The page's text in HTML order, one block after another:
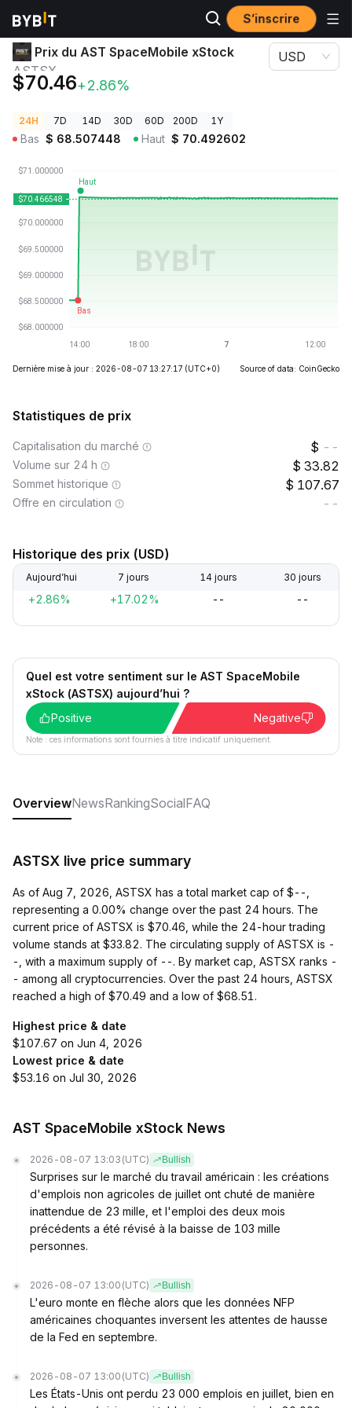
S’inscrire
Prix des cryptos Prix du AST SpaceMobile xStock ASTSX
Prix du AST SpaceMobile xStock
ASTSX
$70.46+2.86%
USD
24H 7D 14D 30D 60D 200D 1Y
Bas $ 68.507448 Haut $ 70.492602
Dernière mise à jour : 2026-08-07 13:27:17 (UTC+0) Source of data: CoinGecko
Statistiques de prix
Capitalisation du marché --
Volume sur 24 h 33.82
Sommet historique 107.67
Offre en circulation --
Historique des prix (USD)
Aujourd’hui 7 jours 14 jours 30 jours
+2.86% +17.02% -- --
Quel est votre sentiment sur le AST SpaceMobile
xStock (ASTSX) aujourd’hui ?
Positive
Negative
Note : ces informations sont fournies à titre indicatif uniquement.
OverviewNewsRankingSocialFAQ
ASTSX live price summary
As of Aug 7, 2026, ASTSX has a total market cap of $--,
representing a 0.00% change over the past 24 hours. The
current price of ASTSX is $70.46, while the 24-hour trading
volume stands at $33.82. The circulating supply of ASTSX is -
-, with a maximum supply of --. By market cap, ASTSX ranks -
- among all cryptocurrencies. Over the past 24 hours, ASTSX
reached a high of $70.49 and a low of $68.51.
Highest price & date
$107.67 on Jun 4, 2026
Lowest price & date
$53.16 on Jul 30, 2026
AST SpaceMobile xStock News
2026-08-07 13:03 (UTC) Bullish
Surprises sur le marché du travail américain : les créations
d'emplois non agricoles de juillet ont chuté de manière
inattendue de 23 mille, et l'emploi des deux mois
précédents a été révisé à la baisse de 103 mille
personnes.
2026-08-07 13:00 (UTC) Bullish
L'euro monte en flèche alors que les données NFP
américaines choquantes inversent les attentes de hausse
de la Fed en septembre.
2026-08-07 13:00 (UTC) Bullish
Les États-Unis ont perdu 23 000 emplois en juillet, bien en